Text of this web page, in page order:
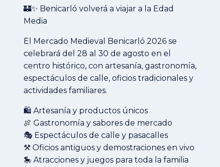
🏰✨ Benicarló volverá a viajar a la Edad
Media
El Mercado Medieval Benicarló 2026 se
celebrará del 28 al 30 de agosto en el
centro histórico, con artesanía, gastronomía,
espectáculos de calle, oficios tradicionales y
actividades familiares.
🛍️ Artesanía y productos únicos
🍖 Gastronomía y sabores de mercado
🎭 Espectáculos de calle y pasacalles
⚒️ Oficios antiguos y demostraciones en vivo
🎠 Atracciones y juegos para toda la familia